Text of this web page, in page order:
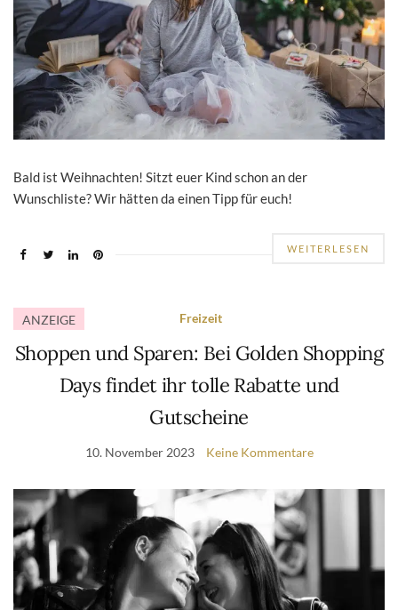
Bald ist Weihnachten! Sitzt euer Kind schon an der
Wunschliste? Wir hätten da einen Tipp für euch!
WEITERLESEN
ANZEIGE Freizeit
Shoppen und Sparen: Bei Golden Shopping
Days findet ihr tolle Rabatte und
Gutscheine
10. November 2023 Keine Kommentare